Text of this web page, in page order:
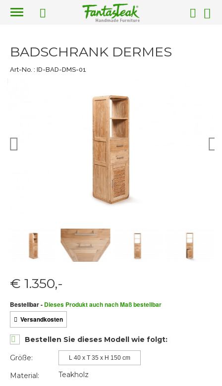
BADSCHRANK DERMES
Art-No. : ID-BAD-DMS-01
€ 1.350,-
Bestellbar- Dieses Produkt auch nach Maß bestellbar
Versandkosten
Bestellen Sie dieses Modell wie folgt:
Größe: L 40 x T 35 x H 150 cm
Material: Teakholz